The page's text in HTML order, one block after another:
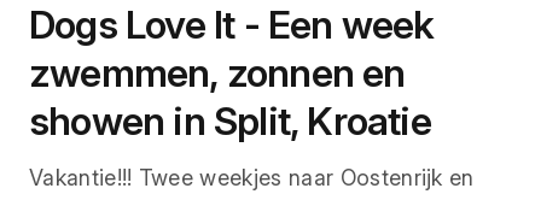
Dogs Love It - Een week
zwemmen, zonnen en
showen in Split, Kroatie
Vakantie!!! Twee weekjes naar Oostenrijk en